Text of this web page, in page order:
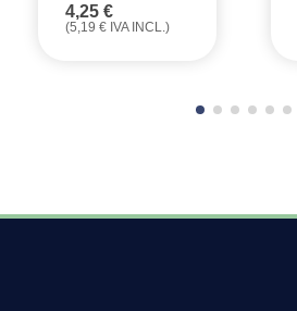
4,25 €
(5,19 € IVA INCL.)